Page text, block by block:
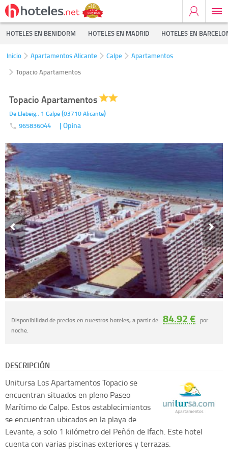
HOTELES EN BENIDORM HOTELES EN MADRID HOTELES EN
Inicio Apartamentos Alicante Calpe
Apartamentos
Topacio Apartamentos
Topacio Apartamentos
De Llebeig,, 1 Calpe(03710Alicante)
965836044 | Opina
Disponibilidad de precios en nuestros hoteles, a partir de 84.92 € por
noche.
DESCRIPCIÓN
Unitursa Los Apartamentos Topacio se
encuentran situados en pleno Paseo
Marítimo de Calpe. Estos establecimientos
se encuentran ubicados en la playa de
Levante, a solo 1 kilómetro del Peñón de Ifach. Este hotel
cuenta con varias piscinas exteriores y terrazas.